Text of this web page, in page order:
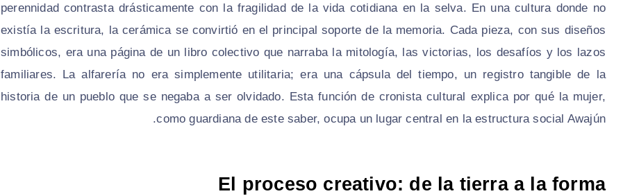
perennidad contrasta drásticamente con la fragilidad de la vida cotidiana en la selva. En una cultura donde no
existía la escritura, la cerámica se convirtió en el principal soporte de la memoria. Cada pieza, con sus diseños
simbólicos, era una página de un libro colectivo que narraba la mitología, las victorias, los desafíos y los lazos
familiares. La alfarería no era simplemente utilitaria; era una cápsula del tiempo, un registro tangible de la
historia de un pueblo que se negaba a ser olvidado. Esta función de cronista cultural explica por qué la mujer,
como guardiana de este saber, ocupa un lugar central en la estructura social Awajún.
El proceso creativo: de la tierra a la forma